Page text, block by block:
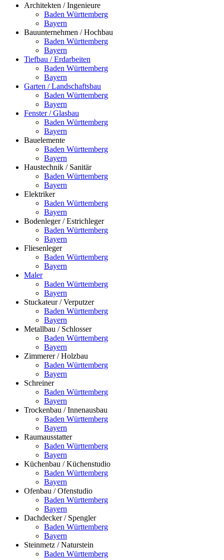
Architekten / Ingenieure
Baden Württemberg
Bayern
Bauunternehmen / Hochbau
Baden Württemberg
Bayern
Tiefbau / Erdarbeiten
Baden Württemberg
Bayern
Garten / Landschaftsbau
Baden Württemberg
Bayern
Fenster / Glasbau
Baden Württemberg
Bayern
Bauelemente
Baden Württemberg
Bayern
Haustechnik / Sanitär
Baden Württemberg
Bayern
Elektriker
Baden Württemberg
Bayern
Bodenleger / Estrichleger
Baden Württemberg
Bayern
Fliesenleger
Baden Württemberg
Bayern
Maler
Baden Württemberg
Bayern
Stuckateur / Verputzer
Baden Württemberg
Bayern
Metallbau / Schlosser
Baden Württemberg
Bayern
Zimmerer / Holzbau
Baden Württemberg
Bayern
Schreiner
Baden Württemberg
Bayern
Trockenbau / Innenausbau
Baden Württemberg
Bayern
Raumausstatter
Baden Württemberg
Bayern
Küchenbau / Küchenstudio
Baden Württemberg
Bayern
Ofenbau / Ofenstudio
Baden Württemberg
Bayern
Dachdecker / Spengler
Baden Württemberg
Bayern
Steinmetz / Naturstein
Baden Württemberg